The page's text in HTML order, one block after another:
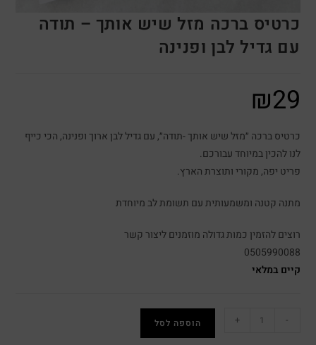
כרטיס ברכה מזל שיש אותך – תודה
עם גדיל לבן ופנינה
₪29
כרטיס ברכה ״מזל שיש אותך -תודה״, עם גדיל לבן ארוך ופנינה, הכי כייף
לנו להכין במיוחד עבורכם.
פריט יפה, מקורי ותוצרת הארץ.
מתנה קטנה ומשמעותית עם תשומת לב מיוחדת
רוצים להזמין כמות גדולה מוזמנים ליצור קשר
0505990088
קיים במלאי
+ הוספה לסל